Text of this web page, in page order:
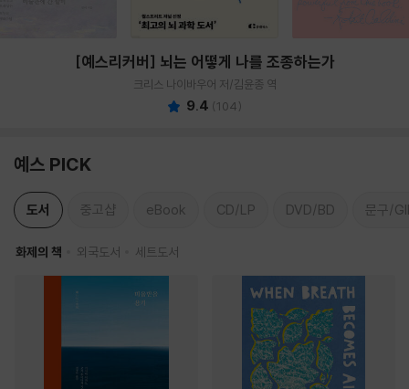
[예스리커버] 뇌는 어떻게 나를 조종하는가
크리스 나이바우어 저/김윤종 역
9.4 (104)
예스 PICK
도서 중고샵 eBook CD/LP DVD/BD 문구/
화제의 책 외국도서 세트도서